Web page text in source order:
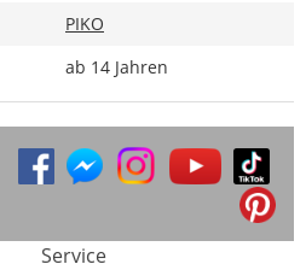
PIKO
ab 14 Jahren
Service